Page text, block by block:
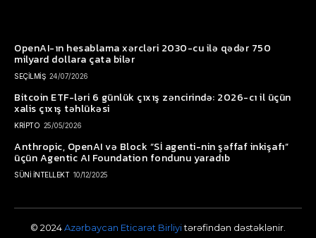
OpenAI-ın hesablama xərcləri 2030-cu ilə qədər 750
milyard dollara çata bilər
SEÇİLMİŞ 24/07/2026
Bitcoin ETF-ləri 6 günlük çıxış zəncirində: 2026-cı il üçün
xalis çıxış təhlükəsi
KRİPTO 25/05/2026
Anthropic, OpenAI və Block “Sİ agenti-nin şəffaf inkişafı”
üçün Agentic AI Foundation fondunu yaradıb
SÜNİ İNTELLEKT 10/12/2025
© 2024Azərbaycan Eticarət Birliyitərəfindən dəstəklənir.